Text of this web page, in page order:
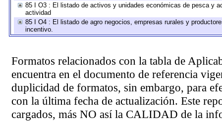
85 I O3 : El listado de activos y unidades económicas de pesca y
actividad
85 I O4 : El listado de agro negocios, empresas rurales y
incentivo.
Formatos relacionados con la tabla de
encuentra en el documento de referencia
duplicidad de formatos, sin embargo, para
con la última fecha de actualización. Este
cargados, más NO así la CALIDAD de la